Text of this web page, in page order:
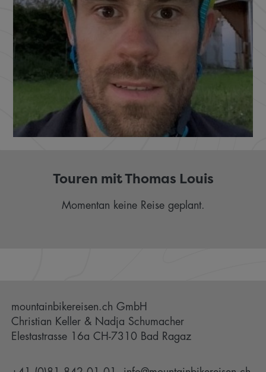
Touren mit Thomas Louis
Momentan keine Reise geplant.
mountainbikereisen.ch GmbH
Christian Keller & Nadja Schumacher
Elestastrasse 16a CH-7310 Bad Ragaz